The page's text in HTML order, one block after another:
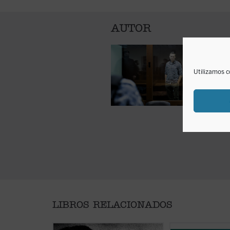
Utilizamos
AUTOR
LIBROS RELACIONADOS